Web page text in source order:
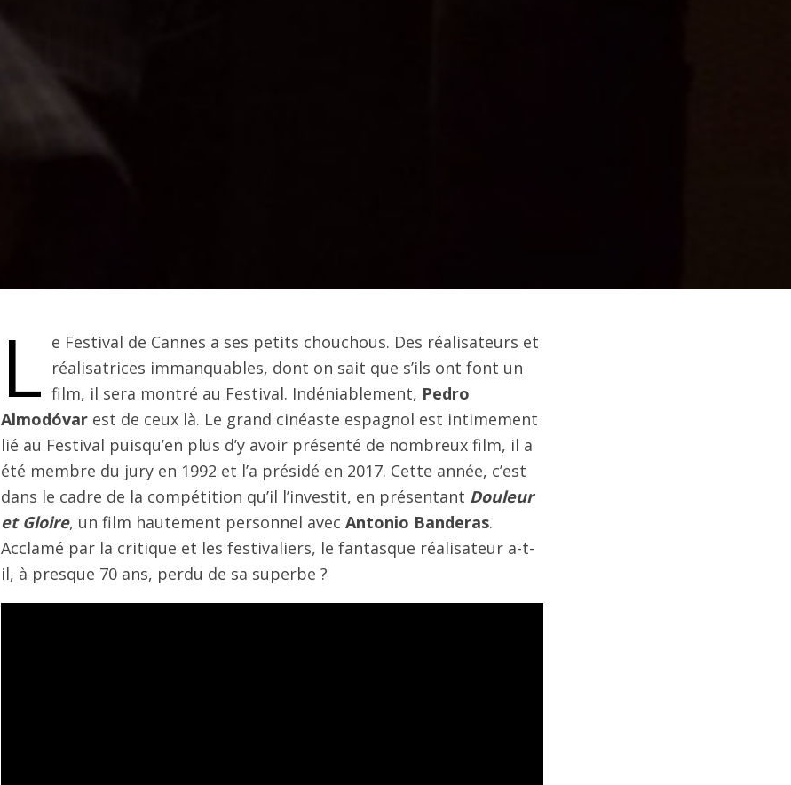
L e Festival de Cannes a ses petits chouchous. Des réalisateurs et
réalisatrices immanquables, dont on sait que s’ils ont font un
film, il sera montré au Festival. Indéniablement, Pedro
Almodóvar est de ceux là. Le grand cinéaste espagnol est intimement
lié au Festival puisqu’en plus d’y avoir présenté de nombreux film, il a
été membre du jury en 1992 et l’a présidé en 2017. Cette année, c’est
dans le cadre de la compétition qu’il l’investit, en présentant Douleur
et Gloire, un film hautement personnel avec Antonio Banderas.
Acclamé par la critique et les festivaliers, le fantasque réalisateur a-t-
il, à presque 70 ans, perdu de sa superbe ?